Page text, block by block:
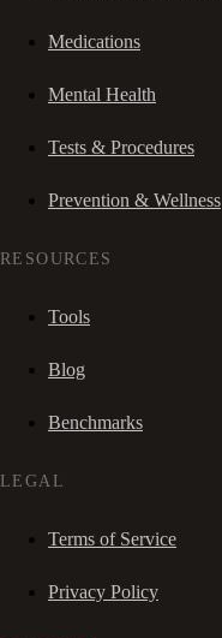
Medications
Mental Health
Tests & Procedures
Prevention & Wellness
RESOURCES
Tools
Blog
Benchmarks
LEGAL
Terms of Service
Privacy Policy